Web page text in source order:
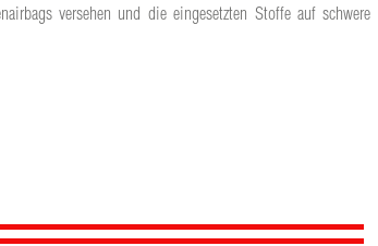
versehen und die eingesetzten Stoffe auf schwere